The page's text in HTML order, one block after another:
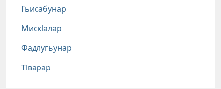
Гьисабунар
Мискlалар
Фадлугьунар
Тlварар